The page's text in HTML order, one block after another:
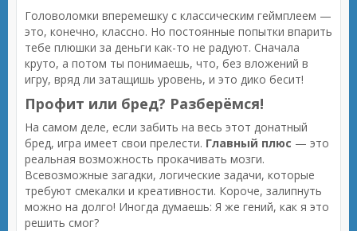
Головоломки вперемешку с классическим геймплеем —
это, конечно, классно. Но постоянные попытки впарить
тебе плюшки за деньги как-то не радуют. Сначала
круто, а потом ты понимаешь, что, без вложений в
игру, вряд ли затащишь уровень, и это дико бесит!
Профит или бред? Разберёмся!
На самом деле, если забить на весь этот донатный
бред, игра имеет свои прелести. Главный плюс — это
реальная возможность прокачивать мозги.
Всевозможные загадки, логические задачи, которые
требуют смекалки и креативности. Короче, залипнуть
можно на долго! Иногда думаешь: Я же гений, как я это
решить смог?